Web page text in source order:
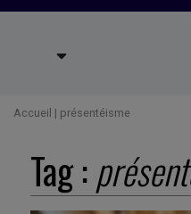
Accueil | présentéisme
Tag :